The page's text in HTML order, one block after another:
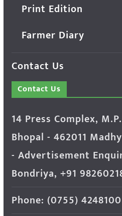
Print Edition
Farmer Diary
Contact Us
Contact Us
14 Press Complex,
Bhopal - 462011
- Advertisement
Bondriya, +91
Phone: (0755) 4248100